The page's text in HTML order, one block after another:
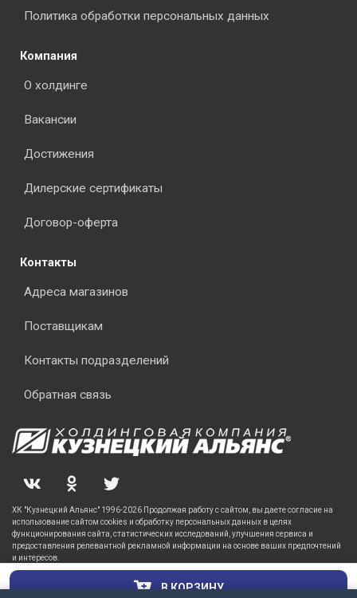
В КОРЗИНУ
Политика обработки персональных данных
Компания
О холдинге
Вакансии
Достижения
Дилерские сертификаты
Договор-оферта
Контакты
Адреса магазинов
Поставщикам
Контакты подразделений
Обратная связь
ХК "Кузнецкий Альянс" 1996-2026 Продолжая работу с сайтом, вы даете согласие на
использование сайтом cookies и обработку персональных данных в целях
функционирования сайта, статистических исследований, улучшения сервиса и
предоставления релевантной рекламной информации на основе ваших предпочтений
и интересов.